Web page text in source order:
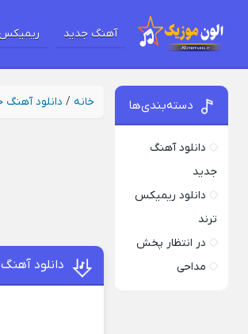
آهنگ جدید
خانه / دانلود آهنگ
دانلود
دسته‌بندی‌ها
دانلود آهنگ
جدید
دانلود ریمیکس
ترند
در انتظار پخش
مداحی